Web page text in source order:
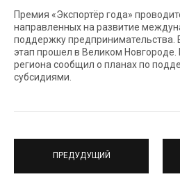
Премия «Экспортёр года»
направленных на развитие
поддержку предпринимательства.
этап прошел в Великом
региона сообщил о планах по
субсидиями.
ПРЕДУДУЩИЙ